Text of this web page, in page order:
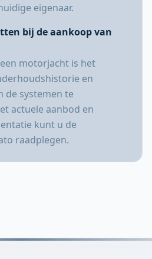
eigenaar.
bij de aankoop van
motorjacht is het
en
de systemen te
actuele aanbod en
kunt u de
raadplegen.